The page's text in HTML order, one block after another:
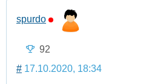
spurdo
92
# 17.10.2020, 18:34